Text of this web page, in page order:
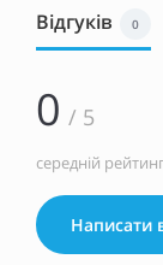
Відгуків 0
0 / 5
середній
Написати